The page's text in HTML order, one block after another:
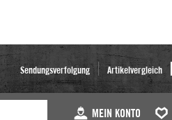
Sendungsverfolgung Artikelvergleich
MEIN KONTO